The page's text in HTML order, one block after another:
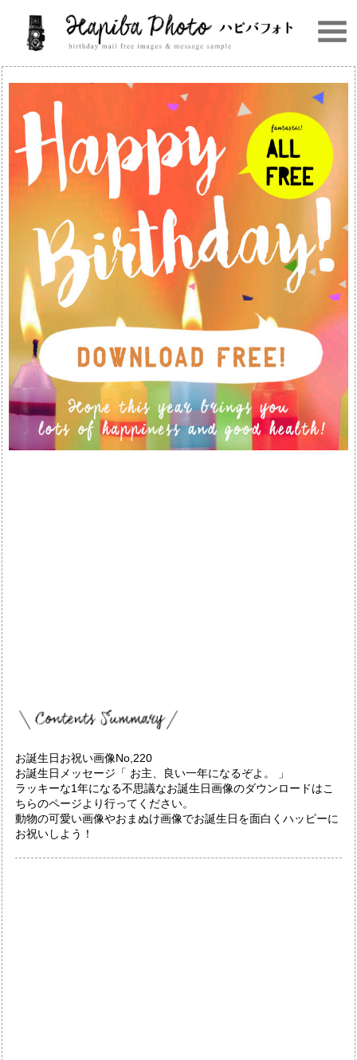
お誕生日お祝い画像No,220
お誕生日メッセージ「 お主、良い一年になるぞよ。 」
ラッキーな1年になる不思議なお誕生日画像のダウンロードはこ
ちらのページより行ってください。
動物の可愛い画像やおまぬけ画像でお誕生日を面白くハッピーに
お祝いしよう！